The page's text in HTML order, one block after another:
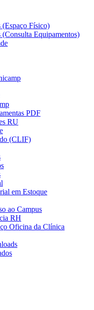
(Espaço Físico)
(Consulta Equipamentos)
PDF
RU
(CLIF)
em Estoque
ao Campus
RH
Oficina da Clínica